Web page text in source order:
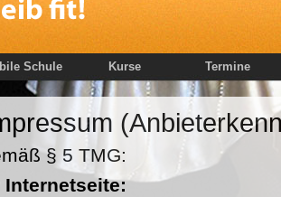
§ 5 TMG:
Internetseite:
Schule Kurse Termine